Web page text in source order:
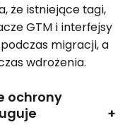
że istniejące tagi,
GTM i interfejsy
migracji, a
wdrożenia.
ochrony
+